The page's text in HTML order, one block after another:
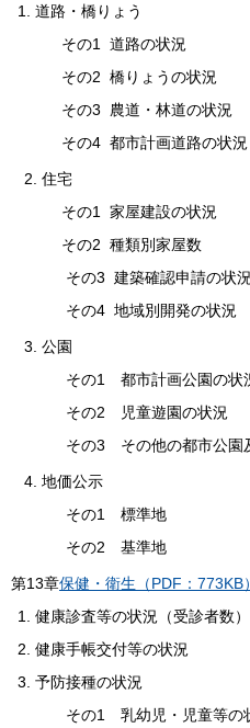
道路・橋りょう
その1 道路の状況
その2 橋りょうの状況
その3 農道・林道の状況
その4 都市計画道路の状況
2. 住宅
その1 家屋建設の状況
その2 種類別家屋数
その3 建築確認申請の状況
その4 地域別開発の状況
3. 公園
その1 都市計画公園の状
その2 児童遊園の状況
その3 その他の都市公園
4. 地価公示
その1 標準地
その2 基準地
第13章保健・衛生（PDF：773KB）
健康診査等の状況（受診者数）
健康手帳交付等の状況
予防接種の状況
その1 乳幼児・児童等の